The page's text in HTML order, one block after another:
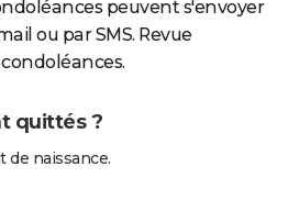
peuvent s'envoyer
ou par SMS. Revue
quittés ?
de naissance.